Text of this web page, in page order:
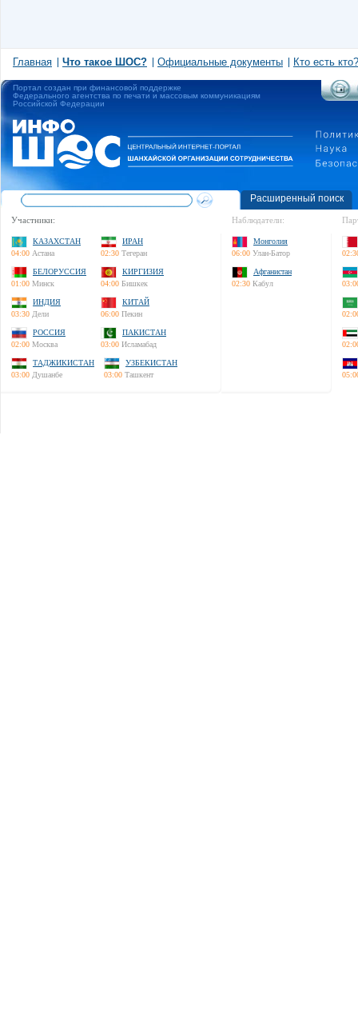
Главная Что такое ШОС? Официальные документы Кто есть кто?
Портал создан при финансовой поддержке
Федерального агентства по печати и массовым коммуникациям
Российской Федерации
Расширенный поиск
Участники:
КАЗАХСТАН
04:00 Астана
ИРАН
02:30 Тегеран
БЕЛОРУССИЯ
01:00 Минск
КИРГИЗИЯ
04:00 Бишкек
ИНДИЯ
03:30 Дели
КИТАЙ
06:00 Пекин
РОССИЯ
02:00 Москва
ПАКИСТАН
03:00 Исламабад
ТАДЖИКИСТАН
03:00 Душанбе
УЗБЕКИСТАН
03:00 Ташкент
Наблюдатели:
Монголия
06:00 Улан-Батор
Афганистан
02:30 Кабул